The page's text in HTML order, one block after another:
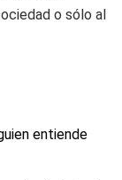
o sólo al
entiende